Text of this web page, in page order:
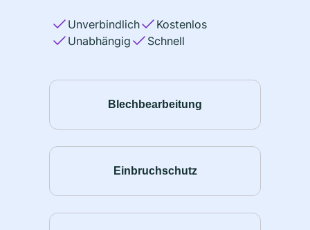
Unverbindlich
Kostenlos
Unabhängig
Schnell
Blechbearbeitung
Einbruchschutz